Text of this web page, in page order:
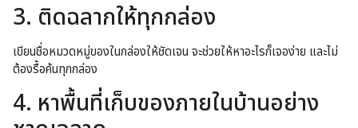
3. ติดฉลากให้ทุกกล่อง
เขียนชื่อหมวดหมู่ของในกล่องให้ชัดเจน จะช่วยให้หาอะไรก็เจอง่าย และไม่
ต้องรื้อค้นทุกกล่อง
4. หาพื้นที่เก็บของภายในบ้านอย่าง